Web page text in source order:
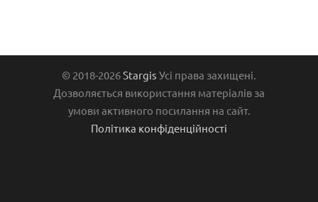
© 2018-2026Stargis Усі права захищені.
Дозволяється використання матеріалів за
умови активного посилання на сайт.
Політика конфіденційності